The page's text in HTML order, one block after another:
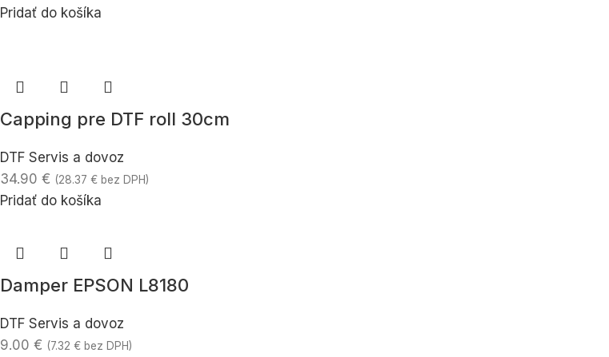
Pridať do košíka
Capping pre DTF roll 30cm
DTF Servis a dovoz
34.90 € (28.37 € bez DPH)
Pridať do košíka
Damper EPSON L8180
DTF Servis a dovoz
9.00 € (7.32 € bez DPH)